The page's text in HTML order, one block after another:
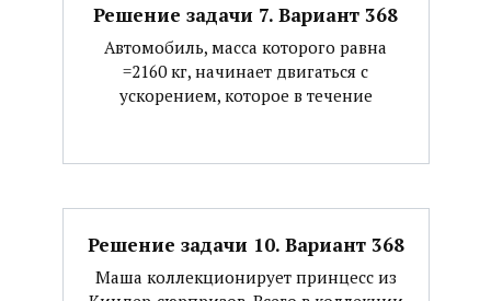
Решение задачи 7. Вариант 368
Автомобиль, масса которого равна
=2160 кг, начинает двигаться с
ускорением, которое в течение
Решение задачи 10. Вариант 368
Маша коллекционирует принцесс из